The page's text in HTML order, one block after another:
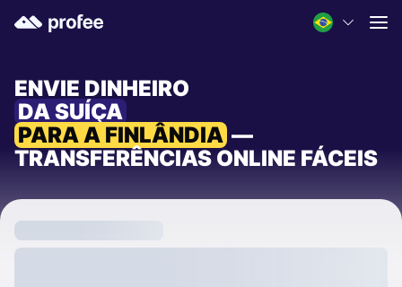
ENVIE DINHEIRO
DA SUÍÇA
PARA A FINLÂNDIA —
TRANSFERÊNCIAS ONLINE FÁCEIS